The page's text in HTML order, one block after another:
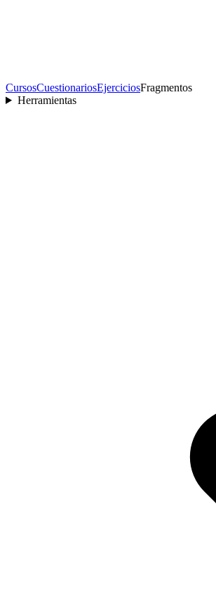
CursosCuestionariosEjerciciosFragmentos
Herramientas